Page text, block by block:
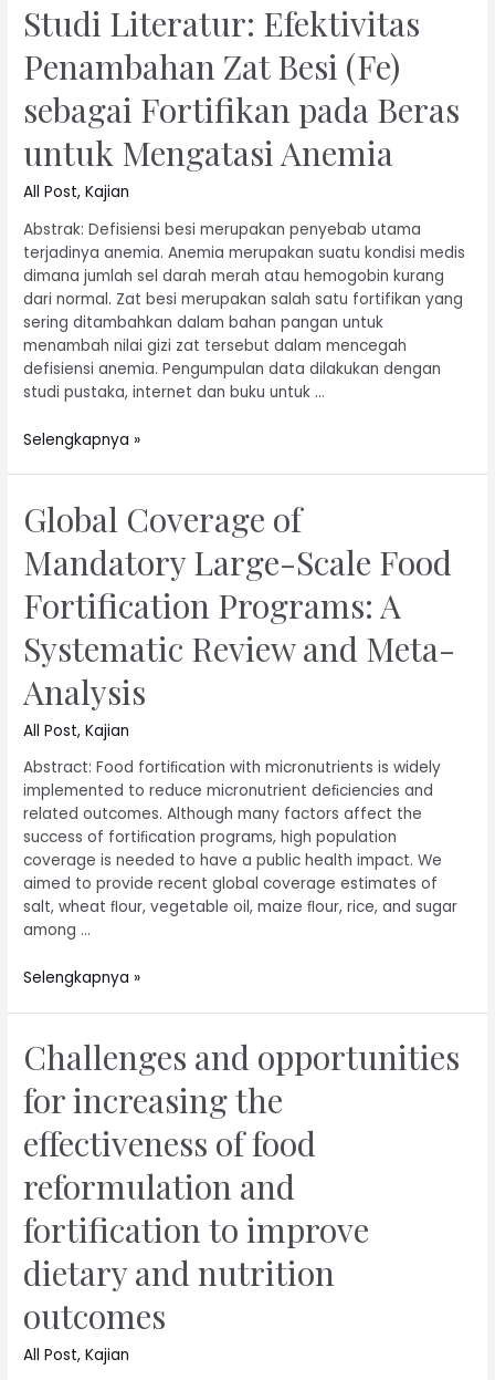
Studi Literatur: Efektivitas
Penambahan Zat Besi (Fe)
sebagai Fortifikan pada Beras
untuk Mengatasi Anemia
All Post,Kajian
Abstrak: Defisiensi besi merupakan penyebab utama
terjadinya anemia. Anemia merupakan suatu kondisi medis
dimana jumlah sel darah merah atau hemogobin kurang
dari normal. Zat besi merupakan salah satu fortifikan yang
sering ditambahkan dalam bahan pangan untuk
menambah nilai gizi zat tersebut dalam mencegah
defisiensi anemia. Pengumpulan data dilakukan dengan
studi pustaka, internet dan buku untuk …
Selengkapnya »
Global Coverage of
Mandatory Large-Scale Food
Fortification Programs: A
Systematic Review and Meta-
Analysis
All Post,Kajian
Abstract: Food fortiﬁcation with micronutrients is widely
implemented to reduce micronutrient deﬁciencies and
related outcomes. Although many factors affect the
success of fortiﬁcation programs, high population
coverage is needed to have a public health impact. We
aimed to provide recent global coverage estimates of
salt, wheat ﬂour, vegetable oil, maize ﬂour, rice, and sugar
among …
Selengkapnya »
Challenges and opportunities
for increasing the
effectiveness of food
reformulation and
fortification to improve
dietary and nutrition
outcomes
All Post,Kajian